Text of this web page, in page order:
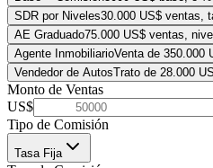
SDR por Niveles30.000 US$ ventas,
AE Graduado75.000 US$ ventas,
Agente InmobiliarioVenta de 350.000
Vendedor de AutosTrato de 28.000
Monto de Ventas
US$
Tipo de Comisión
Tasa Fija